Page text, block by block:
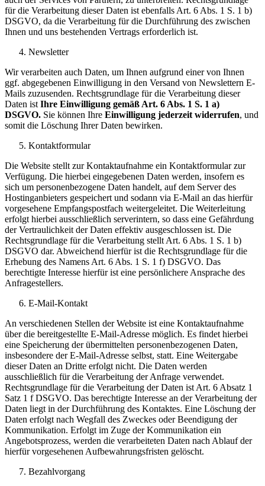
für die Verarbeitung dieser Daten ist ebenfalls Art. 6 Abs. 1 S. 1 b)
DSGVO, da die Verarbeitung für die Durchführung des zwischen
Ihnen und uns bestehenden Vertrags erforderlich ist.
Newsletter
Wir verarbeiten auch Daten, um Ihnen aufgrund einer von Ihnen
ggf. abgegebenen Einwilligung in den Versand von Newslettern E-
Mails zuzusenden. Rechtsgrundlage für die Verarbeitung dieser
Daten ist Ihre Einwilligung gemäß Art. 6 Abs. 1 S. 1 a)
DSGVO. Sie können Ihre Einwilligung jederzeit widerrufen, und
somit die Löschung Ihrer Daten bewirken.
Kontaktformular
Die Website stellt zur Kontaktaufnahme ein Kontaktformular zur
Verfügung. Die hierbei eingegebenen Daten werden, insofern es
sich um personenbezogene Daten handelt, auf dem Server des
Hostinganbieters gespeichert und sodann via E-Mail an das hierfür
vorgesehene Empfangspostfach weitergeleitet. Die Weiterleitung
erfolgt hierbei ausschließlich serverintern, so dass eine Gefährdung
der Vertraulichkeit der Daten effektiv ausgeschlossen ist. Die
Rechtsgrundlage für die Verarbeitung stellt Art. 6 Abs. 1 S. 1 b)
DSGVO dar. Abweichend hierfür ist die Rechtsgrundlage für die
Erhebung des Namens Art. 6 Abs. 1 S. 1 f) DSGVO. Das
berechtigte Interesse hierfür ist eine persönlichere Ansprache des
Anfragestellers.
E-Mail-Kontakt
An verschiedenen Stellen der Website ist eine Kontaktaufnahme
über die bereitgestellte E-Mail-Adresse möglich. Es findet hierbei
eine Speicherung der übermittelten personenbezogenen Daten,
insbesondere der E-Mail-Adresse selbst, statt. Eine Weitergabe
dieser Daten an Dritte erfolgt nicht. Die Daten werden
ausschließlich für die Verarbeitung der Anfrage verwendet.
Rechtsgrundlage für die Verarbeitung der Daten ist Art. 6 Absatz 1
Satz 1 f DSGVO. Das berechtigte Interesse an der Verarbeitung der
Daten liegt in der Durchführung des Kontaktes. Eine Löschung der
Daten erfolgt nach Wegfall des Zweckes oder Beendigung der
Kommunikation. Erfolgt im Zuge der Kommunikation ein
Angebotsprozess, werden die verarbeiteten Daten nach Ablauf der
hierfür vorgesehenen Aufbewahrungsfristen gelöscht.
Bezahlvorgang